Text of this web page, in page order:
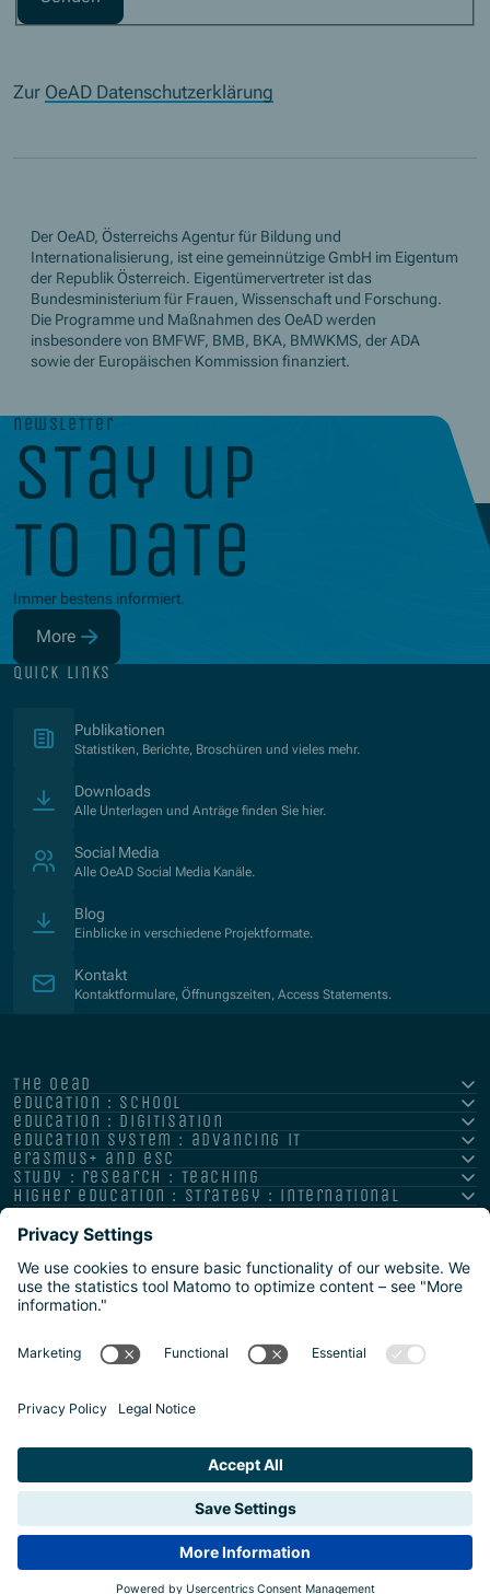
Zur OeAD Datenschutzerklärung
Der OeAD, Österreichs Agentur für Bildung und
Internationalisierung, ist eine gemeinnützige GmbH im Eigentum
der Republik Österreich. Eigentümervertreter ist das
Bundesministerium für Frauen, Wissenschaft und Forschung.
Die Programme und Maßnahmen des OeAD werden
insbesondere von BMFWF, BMB, BKA, BMWKMS, der ADA
sowie der Europäischen Kommission finanziert.
newsletter
stay up
to date
Immer bestens informiert.
More
(Opens in new window)
quick links
Publikationen
Statistiken, Berichte, Broschüren und vieles mehr.
Downloads
Alle Unterlagen und Anträge finden Sie hier.
Social Media
Alle OeAD Social Media Kanäle.
Blog
Einblicke in verschiedene Projektformate.
Kontakt
Kontaktformulare, Öffnungszeiten, Access Statements.
the oead
education : school
education : digitisation
education system : advancing it
erasmus+ and esc
study : research : teaching
higher education : strategy : international
2026 | Agentur für Bildung und Internationalisierung
Datenschutz
Sitemap